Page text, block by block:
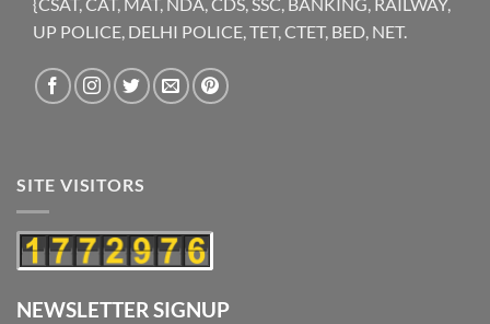
UP POLICE, DELHI POLICE, TET, CTET, BED, NET.
SITE VISITORS
NEWSLETTER SIGNUP